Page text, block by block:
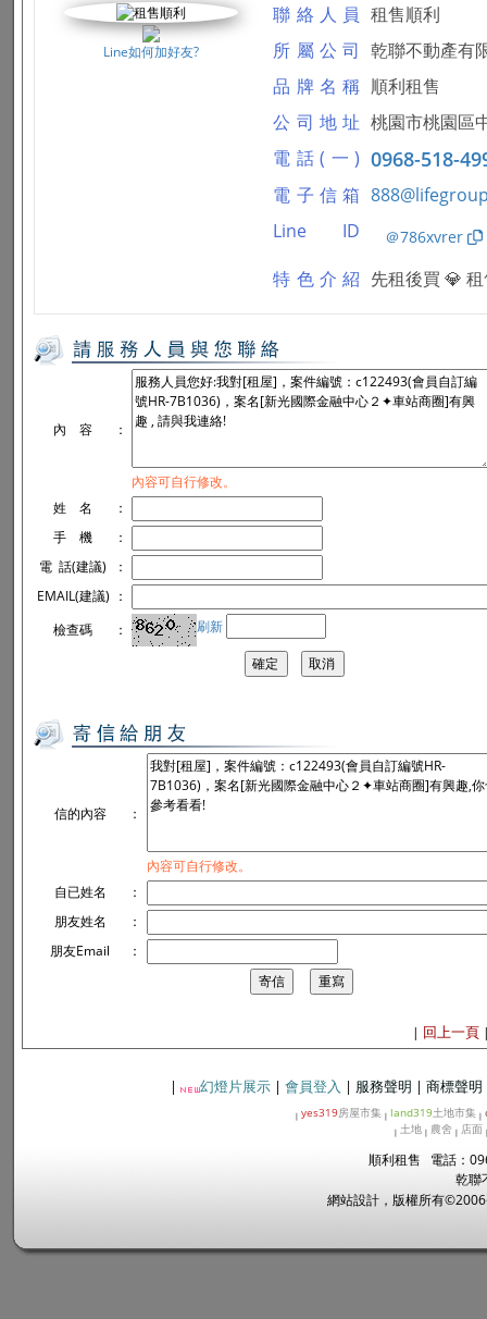
Line如何加好友?
聯絡人員 租售順利
所屬公司 乾聯不動產有
品牌名稱 順利租售
公司地址 桃園市桃園區
電話(一) 0968-518-
電子信箱
Line ID
＠786xvrer
特色介紹
內 容 ：
內容可自行修改。
姓 名
：
手 機
：
電 話(建議)
：
EMAIL(建議) ：
檢查碼
： 刷新
信的內容 ：
內容可自行修改。
自已姓名
：
朋友姓名
：
朋友Email
：
| 回上一頁
| 幻燈片展示 | 會員登入 | 服務聲明 | 商標聲明
| yes319房屋市集 | land319土地市集 |
| 土地 | 農舍 | 店面
順利租售 電話：
乾聯
網站設計，版權所有